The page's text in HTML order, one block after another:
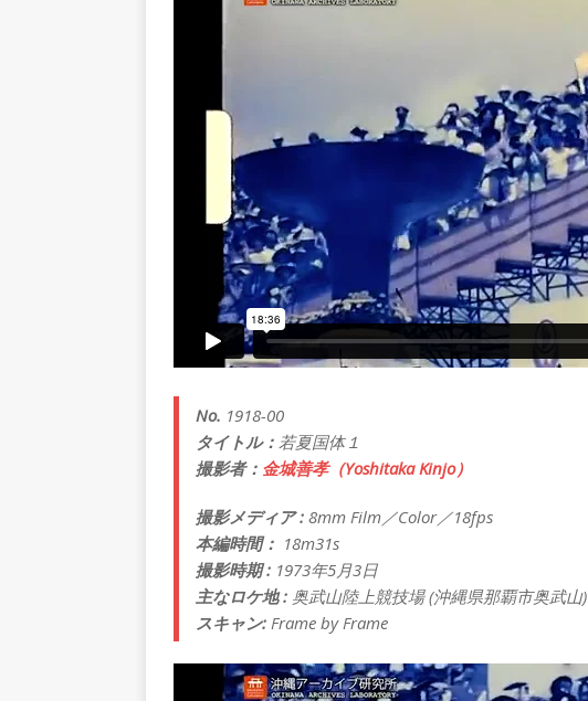
No. 1918-00
タイトル： 若夏国体１
撮影者： 金城善孝（Yoshitaka Kinjo）
撮影メディア : 8mm Film／Color／18fps
本編時間： 18m31s
撮影時期 : 1973年5月3日
主なロケ地 : 奥武山陸上競技場 (沖縄県那覇市奥武山)
スキャン: Frame by Frame